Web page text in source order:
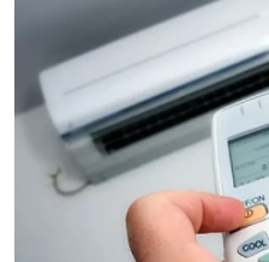
Κόσμος
Γιατί οι
να «παίξουν μπάλα»